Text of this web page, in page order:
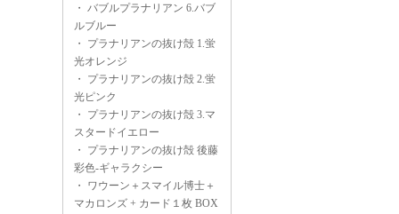
・ バブルプラナリアン 6.バブ
ルブルー
・ プラナリアンの抜け殻 1.蛍
光オレンジ
・ プラナリアンの抜け殻 2.蛍
光ピンク
・ プラナリアンの抜け殻 3.マ
スタードイエロー
・ プラナリアンの抜け殻 後藤
彩色-ギャラクシー
・ ワウーン＋スマイル博士＋
マカロンズ + カード１枚 BOX